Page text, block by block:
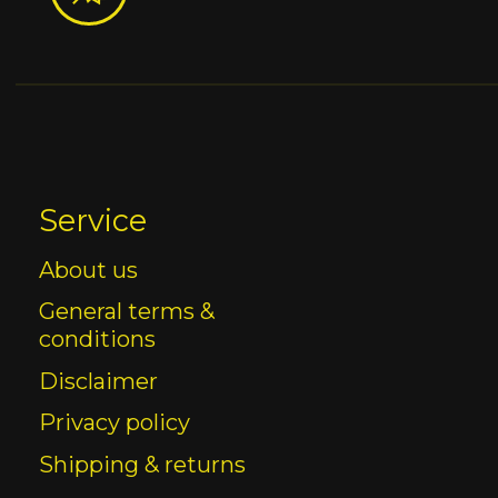
Service
About us
General terms &
conditions
Disclaimer
Privacy policy
Shipping & returns